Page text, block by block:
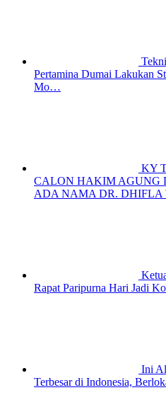
Pertamina Dumai Lakukan
Mo…
KY
CALON HAKIM AGUNG
ADA NAMA DR.
Rapat Paripurna Hari Jadi
Ini
Terbesar di Indonesia,